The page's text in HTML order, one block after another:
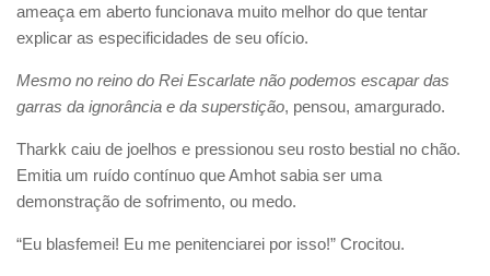
ameaça em aberto funcionava muito melhor do que tentar
explicar as especificidades de seu ofício.
Mesmo no reino do Rei Escarlate não podemos escapar das
garras da ignorância e da superstição, pensou, amargurado.
Tharkk caiu de joelhos e pressionou seu rosto bestial no chão.
Emitia um ruído contínuo que Amhot sabia ser uma
demonstração de sofrimento, ou medo.
“Eu blasfemei! Eu me penitenciarei por isso!” Crocitou.